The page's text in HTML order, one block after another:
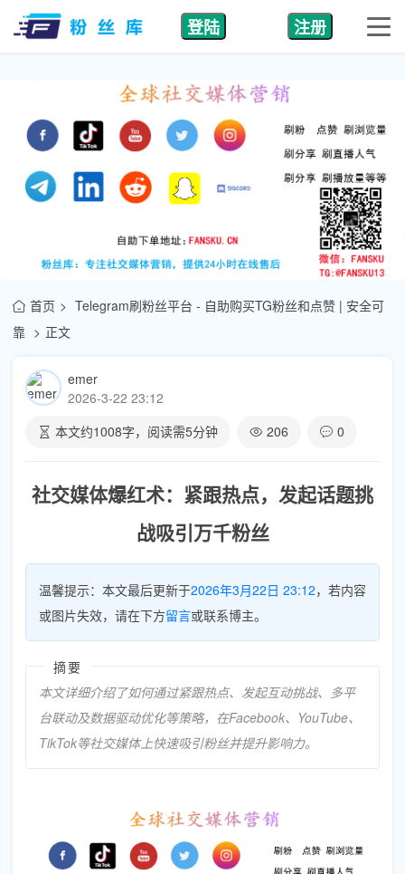
登陆 注册
首页
Telegram刷粉丝平台 - 自助购买TG粉丝和点赞 | 安全可
靠
正文
emer
2026-3-22 23:12
本文约1008字，阅读需5分钟 206 0
社交媒体爆红术：紧跟热点，发起话题挑
战吸引万千粉丝
温馨提示：本文最后更新于2026年3月22日 23:12，若内容
或图片失效，请在下方留言或联系博主。
摘要
本文详细介绍了如何通过紧跟热点、发起互动挑战、多平
台联动及数据驱动优化等策略，在Facebook、YouTube、
TikTok等社交媒体上快速吸引粉丝并提升影响力。